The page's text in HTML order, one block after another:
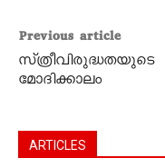
Previous article
സ‍്ത്രീവിരുദ്ധതയുടെ
മോദിക്കാലം
ARTICLES